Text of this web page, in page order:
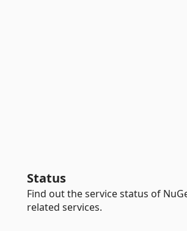
Status
Find out the service status of
related services.